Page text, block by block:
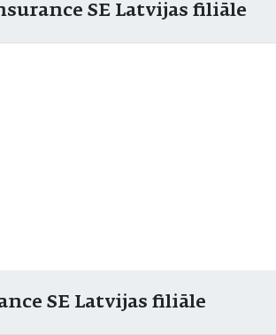
SE Latvijas filiāle
SE Latvijas filiāle